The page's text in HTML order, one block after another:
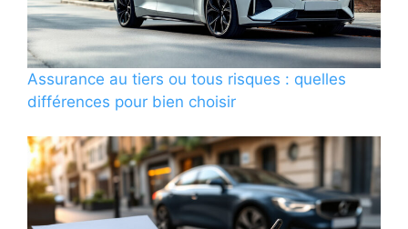
Assurance au tiers ou tous risques : quelles
différences pour bien choisir